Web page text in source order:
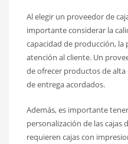
Al elegir un proveedor de
importante considerar la
capacidad de producción, la
atención al cliente. Un
de ofrecer productos de
de entrega acordados.
Además, es importante
personalización de las cajas
requieren cajas con